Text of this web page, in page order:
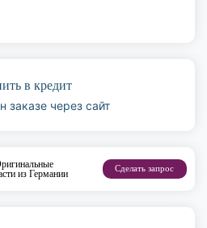
в кредит
заказе через сайт
из Германии
Сделать запрос